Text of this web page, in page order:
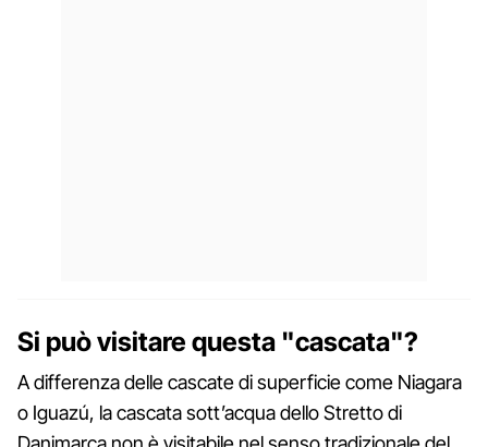
Si può visitare questa "cascata"?
A differenza delle cascate di superficie come Niagara
o Iguazú, la cascata sott’acqua dello Stretto di